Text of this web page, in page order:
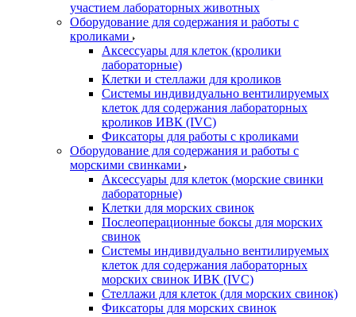
участием лабораторных животных
Оборудование для содержания и работы с
кроликами
Аксессуары для клеток (кролики
лабораторные)
Клетки и стеллажи для кроликов
Системы индивидуально вентилируемых
клеток для содержания лабораторных
кроликов ИВК (IVC)
Фиксаторы для работы с кроликами
Оборудование для содержания и работы с
морскими свинками
Аксессуары для клеток (морские свинки
лабораторные)
Клетки для морских свинок
Послеоперационные боксы для морских
свинок
Системы индивидуально вентилируемых
клеток для содержания лабораторных
морских свинок ИВК (IVC)
Стеллажи для клеток (для морских свинок)
Фиксаторы для морских свинок